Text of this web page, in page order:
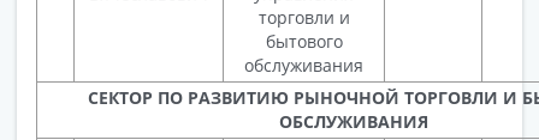
торговли и
бытового
обслуживания
СЕКТОР ПО РАЗВИТИЮ РЫНОЧНОЙ ТОРГОВЛИ И
ОБСЛУЖИВАНИЯ